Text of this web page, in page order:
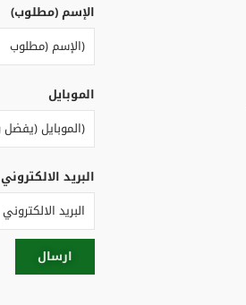
الإسم (مطلوب)
الموبايل
البريد الالكتروني